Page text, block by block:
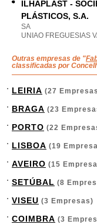
ILHAPLAST -
PLÁSTICOS, S.A.
SA
UNIAO FREGUESIAS
Outras empresas de "
classificadas por
LEIRIA (27
BRAGA (23
PORTO (22
LISBOA (19
AVEIRO (15
SETÚBAL (8
VISEU (3 Empresas)
COIMBRA (3